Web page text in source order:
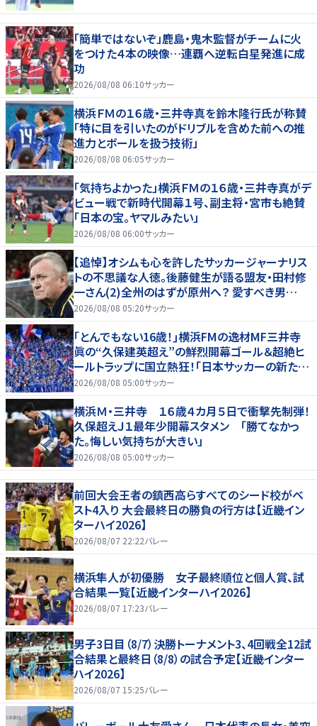
「簡単ではないぞ」鹿島・鬼木監督がチームに火
をつけた４本の映像…連覇へ逆転白星発進に成
功
2026/08/08 06:10サッカー
横浜ＦＭの１６歳・三井寺真を鈴木隆行氏が称賛
「特に目を引いたのがドリブルを含めた前への推
進力とボールを扱う技術」
2026/08/08 06:05サッカー
「気持ちよかった」横浜ＦＭの１６歳・三井寺真がデ
ビュー戦で新時代開幕１号、副主将・宮市も絶賛
「日本の宝。ヤマルみたい」
2026/08/08 06:00サッカー
【追悼】オシムも心を許したサッカージャーナリス
トの不思議な人徳。後藤健生が語る盟友・田村修
一さん(2)全州のはずが原州へ？ 愛すべき男
の“大迷子”伝説
2026/08/08 05:20サッカー
｢とんでもない16歳！｣横浜FMの逸材MF三井寺
眞の“久保建英超え”の鮮烈開幕ゴール＆超絶ヒ
ールトラップに国立熱狂！｢日本サッカーの新たな
スターが誕生した｣
2026/08/08 05:00サッカー
横浜Ｍ・三井寺 １６歳４カ月５日で衝撃先制弾！
久保超えＪ１最年少開幕スタメン 「勝てなかっ
た。悔しい気持ちが大きい」
2026/08/08 05:00サッカー
前回大会王者の鎮西高らすべてのシード校がベ
スト4入り 大会最終日の勝負の行方は【近畿イン
ターハイ2026】
2026/08/07 22:22バレー
横浜隼人が初優勝 女子最終順位と個人賞、試
合結果一覧【近畿インターハイ2026】
2026/08/07 17:23バレー
男子3日目（8/7）決勝トーナメント3、4回戦全12試
合結果と最終日（8/8）の試合予定【近畿インター
ハイ2026】
2026/08/07 15:25バレー